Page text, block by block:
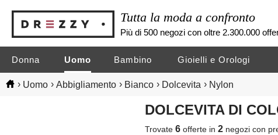
Tutta la moda a confronto
Più di 500 negozi con oltre 2.300.000
Donna Uomo Bambino Gioielli e Orologi
› Uomo › Abbigliamento › Bianco › Dolcevita › Nylon
DOLCEVITA DI
Trovate6 offerte in2 negozicon